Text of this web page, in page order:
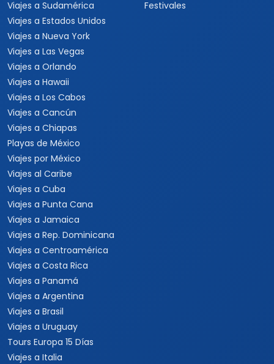
Viajes a Sudamérica
Viajes a Estados Unidos
Viajes a Nueva York
Viajes a Las Vegas
Viajes a Orlando
Viajes a Hawaii
Viajes a Los Cabos
Viajes a Cancún
Viajes a Chiapas
Playas de México
Viajes por México
Viajes al Caribe
Viajes a Cuba
Viajes a Punta Cana
Viajes a Jamaica
Viajes a Rep. Dominicana
Viajes a Centroamérica
Viajes a Costa Rica
Viajes a Panamá
Viajes a Argentina
Viajes a Brasil
Viajes a Uruguay
Tours Europa 15 Días
Viajes a Italia
Festivales